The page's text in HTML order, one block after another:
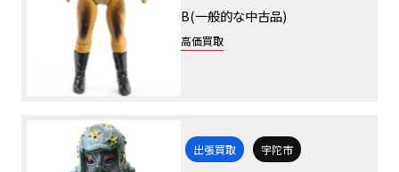
B(一般的な中古品)
高価買取
出張買取 宇陀市